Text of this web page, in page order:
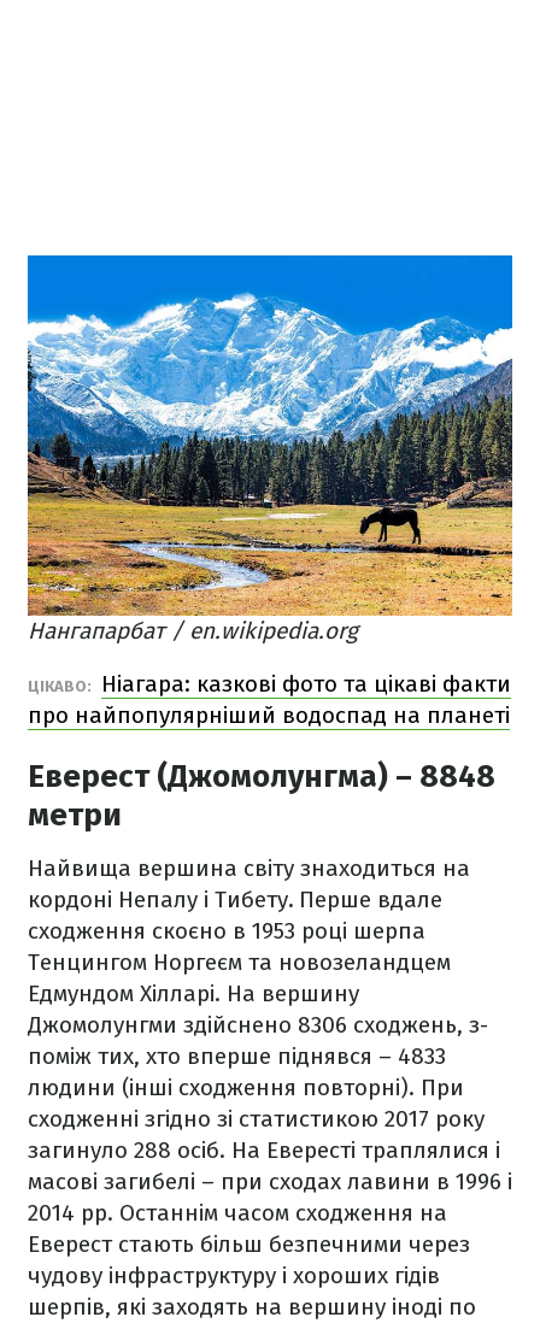
Нангапарбат / en.wikipedia.org
ЦІКАВО:
Ніагара: казкові фото та цікаві факти
про найпопулярніший водоспад на планеті
Еверест (Джомолунгма) – 8848
метри
Найвища вершина світу знаходиться на
кордоні Непалу і Тибету. Перше вдале
сходження скоєно в 1953 році шерпа
Тенцингом Норгеєм та новозеландцем
Едмундом Хілларі. На вершину
Джомолунгми здійснено 8306 сходжень, з-
поміж тих, хто вперше піднявся – 4833
людини (інші сходження повторні). При
сходженні згідно зі статистикою 2017 року
загинуло 288 осіб. На Евересті траплялися і
масові загибелі – при сходах лавини в 1996 і
2014 рр. Останнім часом сходження на
Еверест стають більш безпечними через
чудову інфраструктуру і хороших гідів
шерпів, які заходять на вершину іноді по